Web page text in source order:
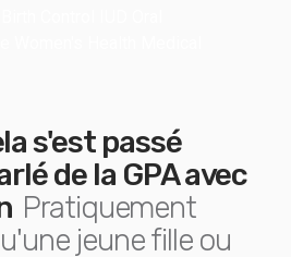
s'est passé
de la GPA avec
Pratiquement
jeune fille ou